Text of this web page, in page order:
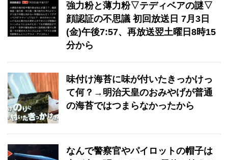
強力粉と薄力粉▽テディベアの謎▽
顔認証の不思議 初回放送日 7月3日
(金)午後7:57、再放送翌土曜日8時15
分から
味付け海苔に味が付いたきっかけっ
て何？→明治天皇のおみやげが普通
の海苔ではつまらなかったから
なんで警察官やパイロットの帽子は